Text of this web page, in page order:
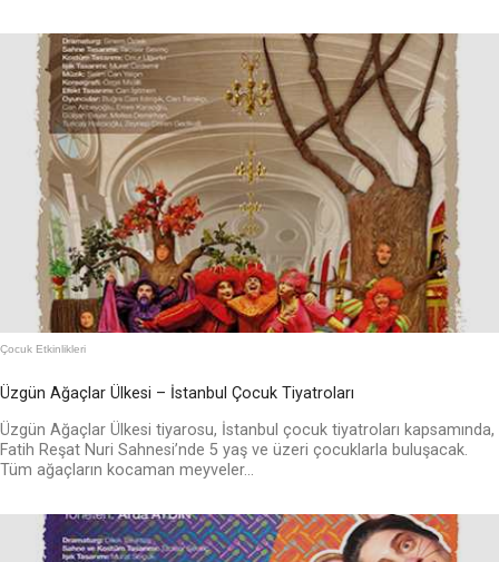
Çocuk Etkinlikleri
Üzgün Ağaçlar Ülkesi – İstanbul Çocuk Tiyatroları
Üzgün Ağaçlar Ülkesi tiyarosu, İstanbul çocuk tiyatroları kapsamında,
Fatih Reşat Nuri Sahnesi’nde 5 yaş ve üzeri çocuklarla buluşacak.
Tüm ağaçların kocaman meyveler...